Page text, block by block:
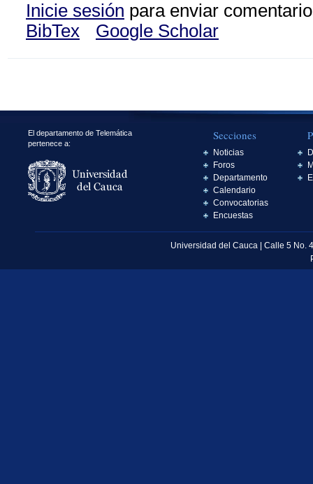
Inicie sesión para enviar
BibTex
Google Scholar
El departamento de Telemática
pertenece a:
Secciones
Noticias
Foros
Departamento
Calendario
Convocatorias
Encuestas
Universidad del Cauca | Calle 5 No.